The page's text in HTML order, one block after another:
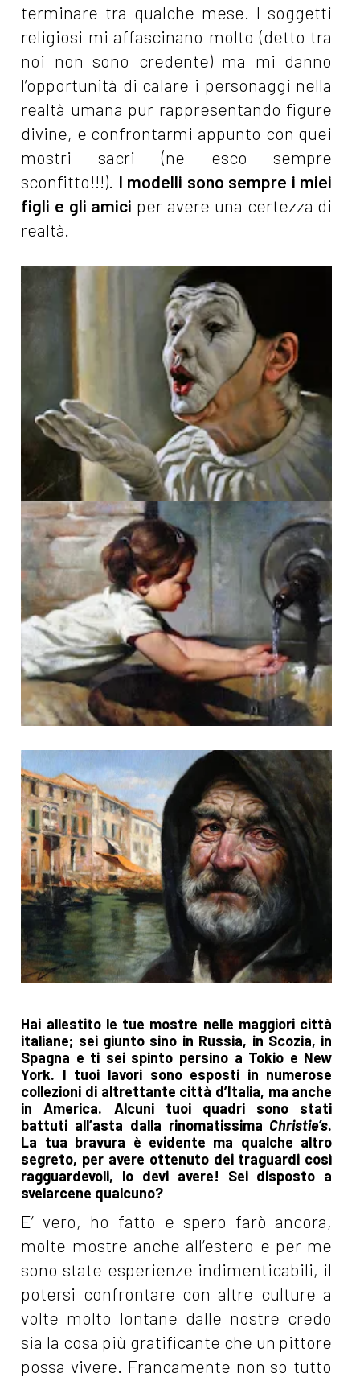
terminare tra qualche mese. I soggetti
religiosi mi affascinano molto (detto tra
noi non sono credente) ma mi danno
l’opportunità di calare i personaggi nella
realtà umana pur rappresentando figure
divine, e confrontarmi appunto con quei
mostri sacri (ne esco sempre
sconfitto!!!). I modelli sono sempre i miei
figli e gli amici per avere una certezza di
realtà.
Hai allestito le tue mostre nelle maggiori città
italiane; sei giunto sino in Russia, in Scozia, in
Spagna e ti sei spinto persino a Tokio e New
York. I tuoi lavori sono esposti in numerose
collezioni di altrettante città d’Italia, ma anche
in America. Alcuni tuoi quadri sono stati
battuti all’asta dalla rinomatissima Christie’s.
La tua bravura è evidente ma qualche altro
segreto, per avere ottenuto dei traguardi così
ragguardevoli, lo devi avere! Sei disposto a
svelarcene qualcuno?
E’ vero, ho fatto e spero farò ancora,
molte mostre anche all’estero e per me
sono state esperienze indimenticabili, il
potersi confrontare con altre culture a
volte molto lontane dalle nostre credo
sia la cosa più gratificante che un pittore
possa vivere. Francamente non so tutto